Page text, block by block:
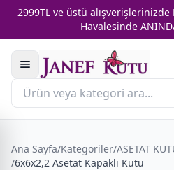
2999TL ve üstü alışverişlerinizde
Havalesinde
Ana Sayfa/Kategoriler/ASETAT
/6x6x2,2 Asetat Kapaklı Kutu